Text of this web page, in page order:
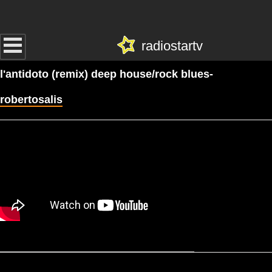
radiostartv
l'antidoto (remix) deep house/rock blues-
robertosalis